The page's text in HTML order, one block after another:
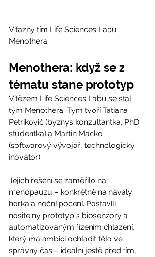
Víťazný tím Life Sciences Labu
Menothera
Menothera: když se z
tématu stane prototyp
Vítězem Life Sciences Labu se stal
tým Menothera. Tým tvoří Tatiana
Petrikovič (byznys konzultantka, PhD
studentka) a Martin Macko
(softwarový vývojář, technologický
inovátor).
Jejich řešení se zaměřilo na
menopauzu – konkrétně na návaly
horka a noční pocení. Postavili
nositelný prototyp s biosenzory a
automatizovaným řízením chlazení,
který má ambici ochladit tělo ve
správný čas – ideální ještě před tím,